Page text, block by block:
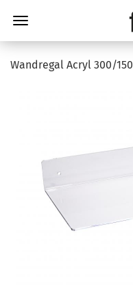
Wandregal Acryl 300/150